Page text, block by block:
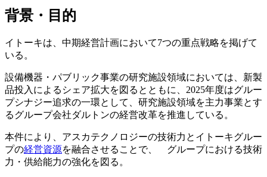
背景・目的
イトーキは、中期経営計画において7つの重点戦略を掲げて
いる。
設備機器・パブリック事業の研究施設領域においては、新製
品投入によるシェア拡大を図るとともに、2025年度はグルー
プシナジー追求の一環として、研究施設領域を主力事業とす
るグループ会社ダルトンの経営改革を推進している。
本件により、アスカテクノロジーの技術力とイトーキグルー
プの経営資源を融合させることで、 グループにおける技術
力・供給能力の強化を図る。